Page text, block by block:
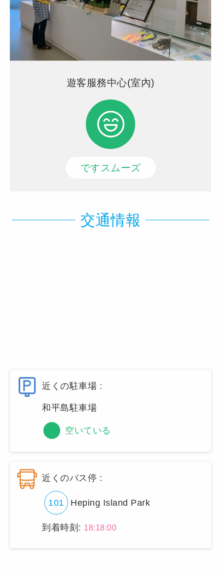
遊客服務中心(室內)
ですスムーズ
交通情報
近くの駐車場 :
和平島駐車場
空いている
近くのバス停 :
101 Heping Island Park
到着時刻: 18:18:00